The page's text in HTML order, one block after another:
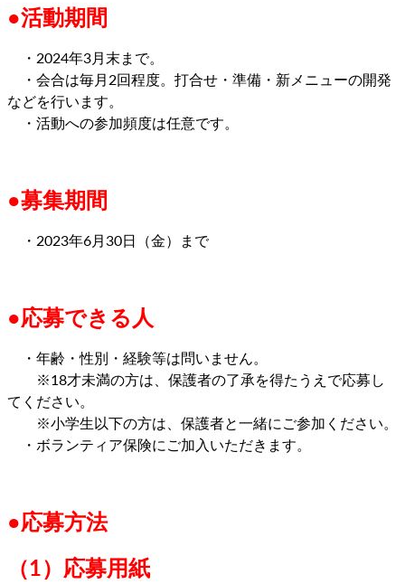
●活動期間
・2024年3月末まで。
・会合は毎月2回程度。打合せ・準備・新メニューの開発
などを行います。
・活動への参加頻度は任意です。
●募集期間
・2023年6月30日（金）まで
●応募できる人
・年齢・性別・経験等は問いません。
※18才未満の方は、保護者の了承を得たうえで応募し
てください。
※小学生以下の方は、保護者と一緒にご参加ください。
・ボランティア保険にご加入いただきます。
●応募方法
（1）応募用紙